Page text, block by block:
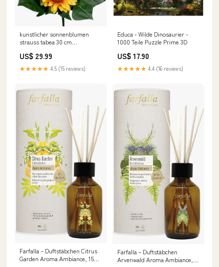
kunstlicher sonnenblumen
strauss tabea 30 cm
US$ 29.99
★★★★★ 4.5 (15 reviews)
Educa - Wilde Dinosaurier -
1000 Teile Puzzle Prime 3D
US$ 17.90
★★★★★ 4.4 (16 reviews)
Farfalla – Duftstäbchen Citrus
Garden Aroma Ambiance, 150
Farfalla – Duftstäbchen
Arvenwald Aroma Ambiance,